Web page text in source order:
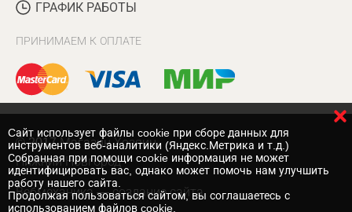
ГРАФИК РАБОТЫ
ПРИНИМАЕМ К ОПЛАТЕ
© 2017 Магазин Хозяин
Нижний Новгород
Вебмеханика — создание сайта
Cайт использует файлы cookie при сборе данных для
инструментов веб-аналитики (Яндекс.Метрика и т.д.)
Собранная при помощи cookie информация не может
идентифицировать вас, однако может помочь нам улучшить
работу нашего сайта.
Продолжая пользоваться сайтом, вы соглашаетесь с
использованием файлов cookie.